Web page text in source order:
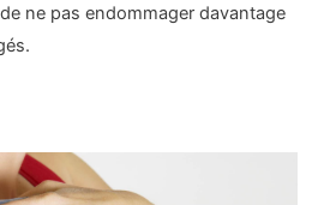
ne pas endommager davantage